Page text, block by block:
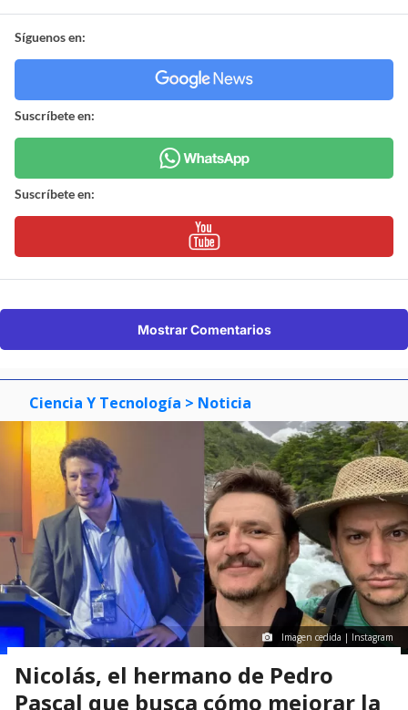
Síguenos en:
Suscríbete en:
Suscríbete en:
Mostrar Comentarios
Ciencia Y Tecnología > Noticia
Imagen cedida | Instagram
Nicolás, el hermano de Pedro
Pascal que busca cómo mejorar la